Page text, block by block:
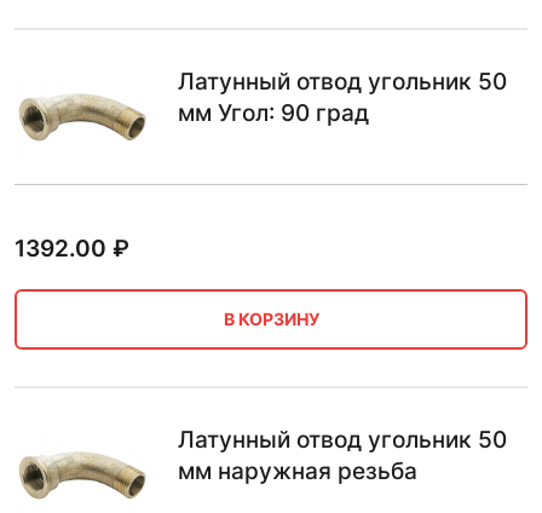
Латунный отвод угольник 50
мм Угол: 90 град
1392.00 ₽
В КОРЗИНУ
Латунный отвод угольник 50
мм наружная резьба